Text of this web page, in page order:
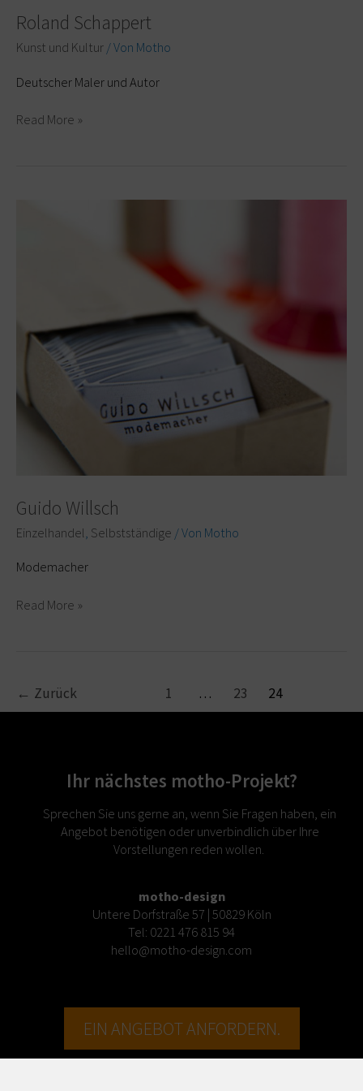
Roland Schappert
Kunst und Kultur / Von Motho
Deutscher Maler und Autor
Read More »
Guido Willsch
Einzelhandel Selbstständige / Von Motho
Modemacher
Read More »
← Zurück 1 … 23 24
Ihr nächstes motho-Projekt?
Sprechen Sie uns gerne an, wenn Sie Fragen haben, ein
Angebot benötigen oder unverbindlich über Ihre
Vorstellungen reden wollen.
motho-design
Untere Dorfstraße 57 | 50829 Köln
Tel: 0221 476 815 94
hello@motho-design.com
EIN ANGEBOT ANFORDERN.